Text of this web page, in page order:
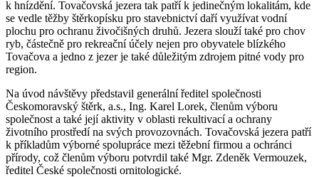
k hnízdění. Tovačovská jezera tak patří k jedinečným lokalitám, kde
se vedle těžby štěrkopísku pro stavebnictví daří využívat vodní
plochu pro ochranu živočišných druhů. Jezera slouží také pro chov
ryb, částečně pro rekreační účely nejen pro obyvatele blízkého
Tovačova a jedno z jezer je také důležitým zdrojem pitné vody pro
region.
Na úvod návštěvy představil generální ředitel společnosti
Českomoravský štěrk, a.s., Ing. Karel Lorek, členům výboru
společnost a také její aktivity v oblasti rekultivací a ochrany
životního prostředí na svých provozovnách. Tovačovská jezera patří
k příkladům výborné spolupráce mezi těžební firmou a ochránci
přírody, což členům výboru potvrdil také Mgr. Zdeněk Vermouzek,
ředitel České společnosti ornitologické.